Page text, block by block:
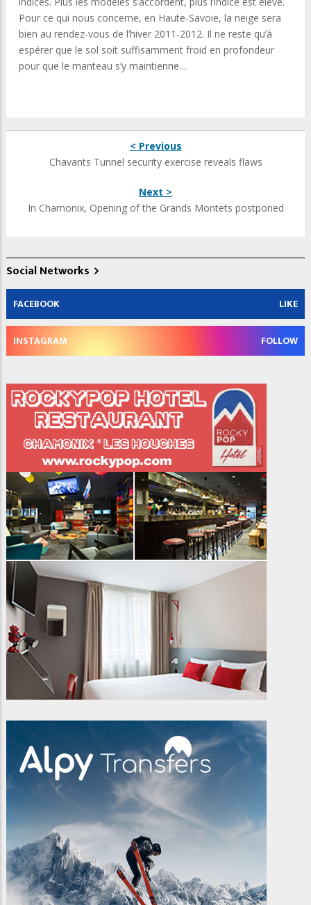
Pour ce qui nous concerne, en Haute-Savoie, la neige sera
bien au rendez-vous de l’hiver 2011-2012. Il ne reste qu’à
espérer que le sol soit suffisamment froid en profondeur
pour que le manteau s’y maintienne…
< Previous
Chavants Tunnel security exercise reveals flaws
Next >
In Chamonix, Opening of the Grands Montets postponed
Social Networks
FACEBOOK LIKE
INSTAGRAM FOLLOW